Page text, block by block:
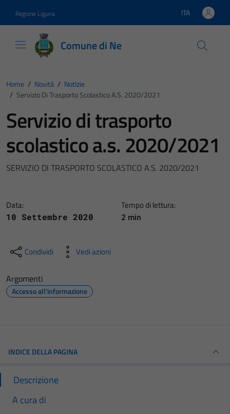
Regione Liguria Lingua attiva:
ITA
Comune di Ne
Home / Novità / Notizie
/ Servizio Di Trasporto Scolastico A.s. 2020/2021
Servizio di trasporto
scolastico a.s. 2020/2021
SERVIZIO DI TRASPORTO SCOLASTICO A.S. 2020/2021
Data:
10 Settembre 2020
Tempo di lettura:
2 min
Condividi Vedi azioni
Argomenti
Accesso all'informazione
INDICE DELLA PAGINA
Descrizione
A cura di